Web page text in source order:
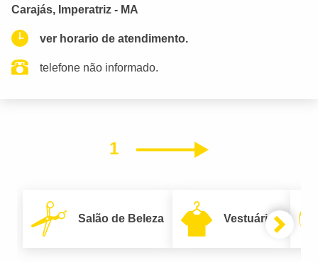
Carajás, Imperatriz - MA
ver horario de atendimento.
telefone não informado.
1 Próximo
Salão de Beleza Vestuário